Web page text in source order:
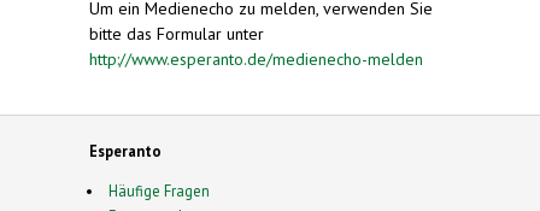
Um ein Medienecho zu melden, verwenden Sie
bitte das Formular unter
http://www.esperanto.de/medienecho-melden
Esperanto
Häufige Fragen